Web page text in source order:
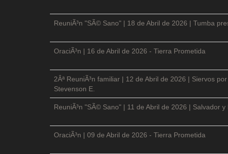
ReuniÃ³n "SÃ© Sano" | 18 de Abril de 2026 | Tumba
OraciÃ³n | 16 de Abril de 2026 - Tierra Prometida
2Âª ReuniÃ³n familiar | 12 de Abril de 2026 | Siervos
Stevenson E.
ReuniÃ³n "SÃ© Sano" | 11 de Abril de 2026 | Salvador
OraciÃ³n | 09 de Abril de 2026 - Tierra Prometida